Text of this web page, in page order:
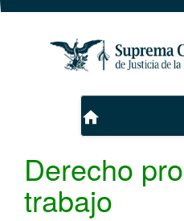
home
Derecho
trabajo